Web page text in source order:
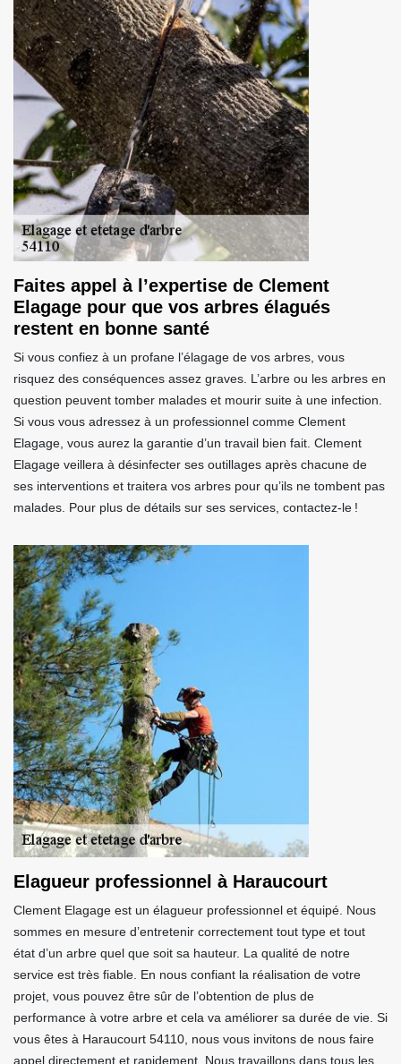
Faites appel à l’expertise de Clement
Elagage pour que vos arbres élagués
restent en bonne santé
Si vous confiez à un profane l’élagage de vos arbres, vous
risquez des conséquences assez graves. L’arbre ou les arbres en
question peuvent tomber malades et mourir suite à une infection.
Si vous vous adressez à un professionnel comme Clement
Elagage, vous aurez la garantie d’un travail bien fait. Clement
Elagage veillera à désinfecter ses outillages après chacune de
ses interventions et traitera vos arbres pour qu’ils ne tombent pas
malades. Pour plus de détails sur ses services, contactez-le !
Elagueur professionnel à Haraucourt
Clement Elagage est un élagueur professionnel et équipé. Nous
sommes en mesure d’entretenir correctement tout type et tout
état d’un arbre quel que soit sa hauteur. La qualité de notre
service est très fiable. En nous confiant la réalisation de votre
projet, vous pouvez être sûr de l’obtention de plus de
performance à votre arbre et cela va améliorer sa durée de vie. Si
vous êtes à Haraucourt 54110, nous vous invitons de nous faire
appel directement et rapidement. Nous travaillons dans tous les